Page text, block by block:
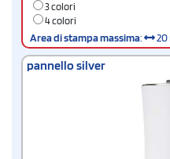
3 colori
4 colori
Area di stampa massima: 20
pannello silver